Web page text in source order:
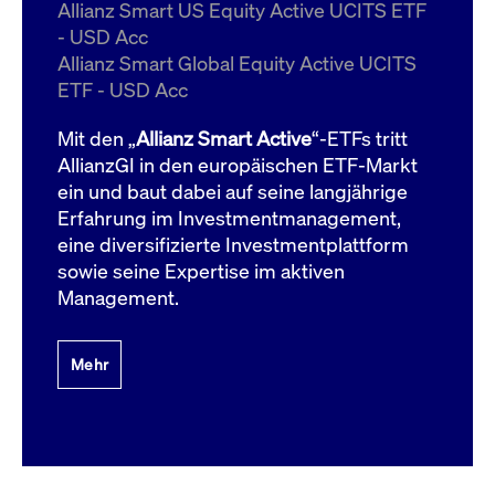
Allianz Smart US Equity Active UCITS ETF
- USD Acc
Allianz Smart Global Equity Active UCITS
ETF - USD Acc
Mit den „Allianz Smart Active“-ETFs tritt
AllianzGI in den europäischen ETF-Markt
ein und baut dabei auf seine langjährige
Erfahrung im Investmentmanagement,
eine diversifizierte Investmentplattform
sowie seine Expertise im aktiven
Management.
Mehr
ApplicationGatewayAffinityCORS
boerse.com
Domain
bis